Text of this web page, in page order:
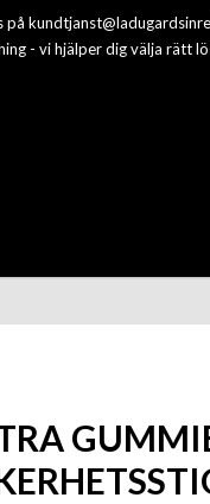
på
- vi hjälper dig välja rätt